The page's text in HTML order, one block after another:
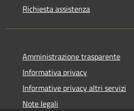
Richiesta assistenza
Amministrazione trasparente
Informativa privacy
Informative privacy altri servizi
Note legali